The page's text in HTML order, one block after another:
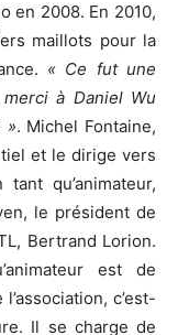
en 2008. En 2010,
maillots pour la
« Ce fut une
à Daniel Wu
». Michel Fontaine,
et le dirige vers
qu’animateur,
le président de
Bertrand Lorion.
est de
c’est-
Il se charge de